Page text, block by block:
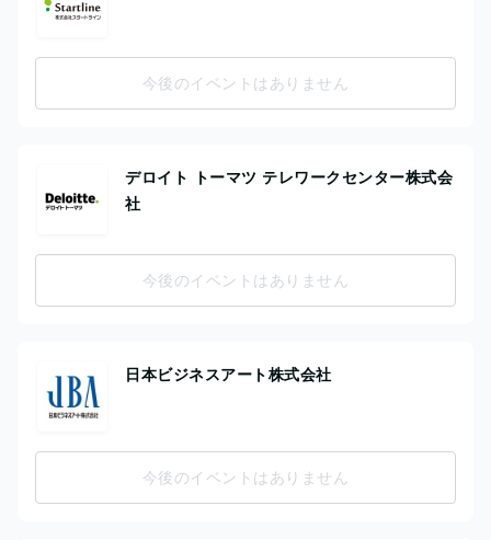
今後のイベントはありません
デロイト トーマツ テレワークセンター株式会
社
今後のイベントはありません
日本ビジネスアート株式会社
今後のイベントはありません